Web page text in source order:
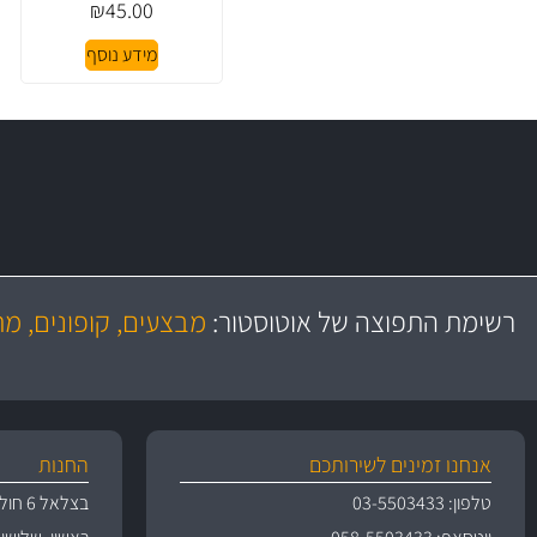
₪45.00
מידע נוסף
משלוח מהיר
באמצעות צ'יטה
משלוחים
במחיר
יותר מ- 500 מסנני שמן, אוויר, דלק וקבינה
רשימת התפוצה של אוטוסטור: מבצעים, קופונים,
אנחנו זמינים לשירותכם
טלפון: 03-5503433
החנות
בצלאל 6 חולון